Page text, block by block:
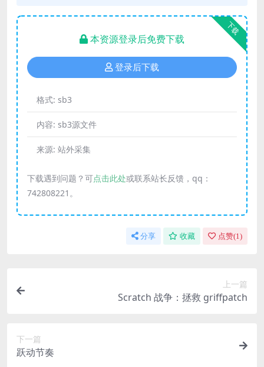
下载
本资源登录后免费下载
登录后下载
格式: sb3
内容: sb3源文件
来源: 站外采集
下载遇到问题？可点击此处或联系站长反馈，qq：
742808221。
分享 收藏 点赞(1 )
上一篇
Scratch 战争：拯救 griffpatch
下一篇
跃动节奏